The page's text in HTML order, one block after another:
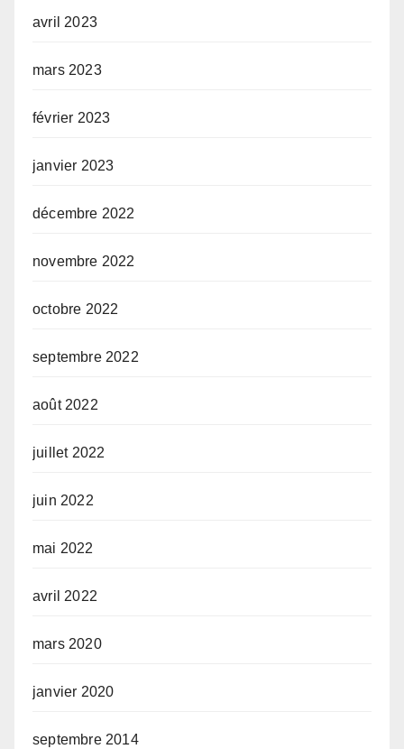
avril 2023
mars 2023
février 2023
janvier 2023
décembre 2022
novembre 2022
octobre 2022
septembre 2022
août 2022
juillet 2022
juin 2022
mai 2022
avril 2022
mars 2020
janvier 2020
septembre 2014